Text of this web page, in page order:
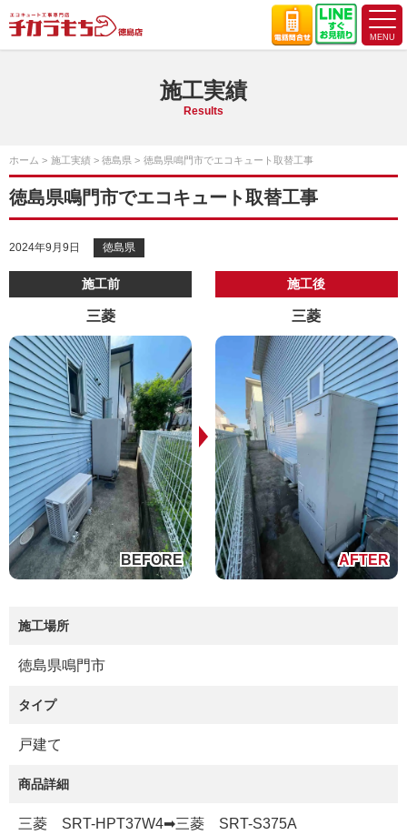
施工実績
Results
ホーム 施工実績 徳島県 徳島県鳴門市でエコキュート取替工事
徳島県鳴門市でエコキュート取替工事
2024年9月9日 徳島県
施工前
三菱
施工後
三菱
施工場所
徳島県鳴門市
タイプ
戸建て
商品詳細
三菱 SRT-HPT37W4➡三菱 SRT-S375A